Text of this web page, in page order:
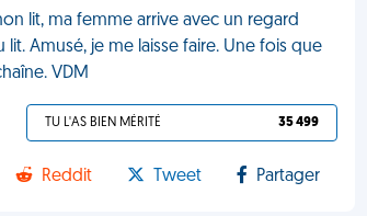
lit, ma femme arrive avec un regard
Amusé, je me laisse faire. Une fois que
VDM
TU L'AS BIEN MÉRITÉ 35 499
Reddit Tweet Partager